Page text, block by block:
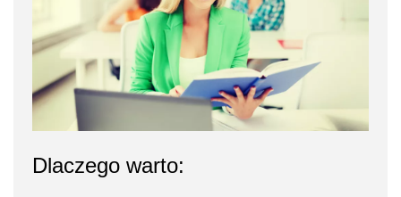
Dlaczego warto: